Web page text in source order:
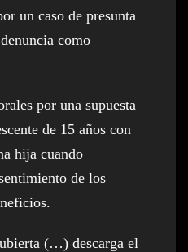
un caso de presunta
como
por una supuesta
de 15 años con
hija cuando
de los
(…) descarga el